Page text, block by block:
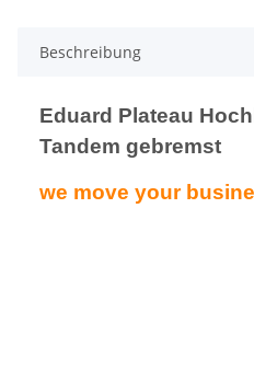
Beschreibung
Eduard Plateau
Tandem gebremst
we move your